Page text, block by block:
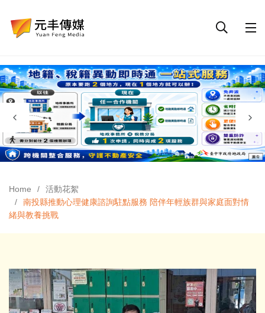
Home
活動花絮
南投縣推動心理健康諮詢駐點服務 陪伴年輕族群與家庭面對情
緒與教養挑戰